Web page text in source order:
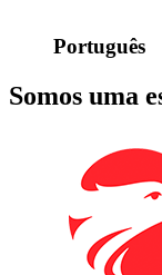
Português
Somos uma